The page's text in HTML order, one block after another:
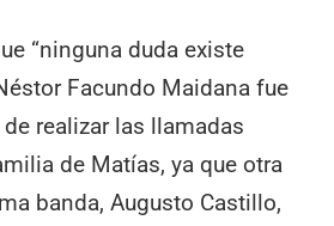
“ninguna duda existe
Facundo Maidana fue
realizar las llamadas
de Matías, ya que otra
banda, Augusto Castillo,